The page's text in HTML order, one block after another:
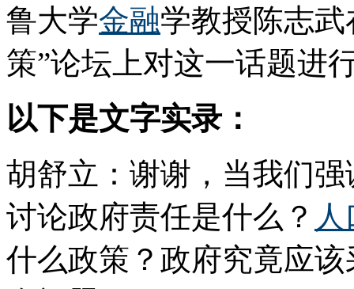
鲁大学金融学教授陈志
策”论坛上对这一话题进
以下是文字实录：
胡舒立：谢谢，当我们
讨论政府责任是什么？
什么政策？政府究竟应